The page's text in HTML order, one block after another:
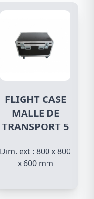
FLIGHT CASE
MALLE DE
TRANSPORT 5
Dim. ext : 800 x 800
x 600 mm